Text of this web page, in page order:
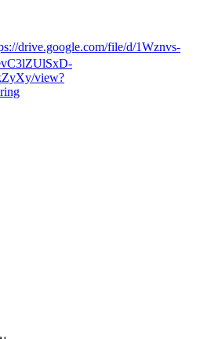
drive.google.com/file/d/1Wznvs-
view?